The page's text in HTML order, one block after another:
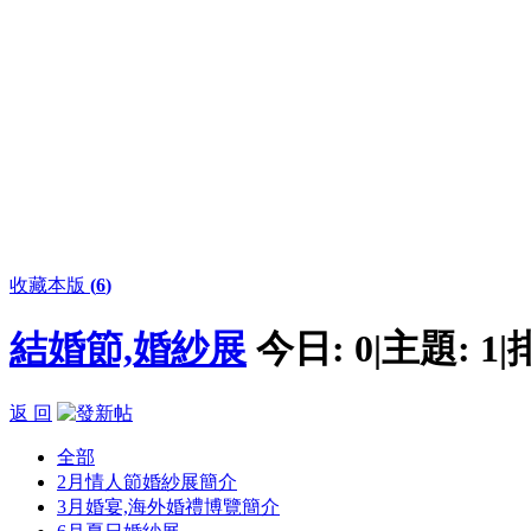
收藏本版 (6)
結婚節,婚紗展 今日: 0|主題: 1|
返 回
全部
2月情人節婚紗展簡介
3月婚宴,海外婚禮博覽簡介